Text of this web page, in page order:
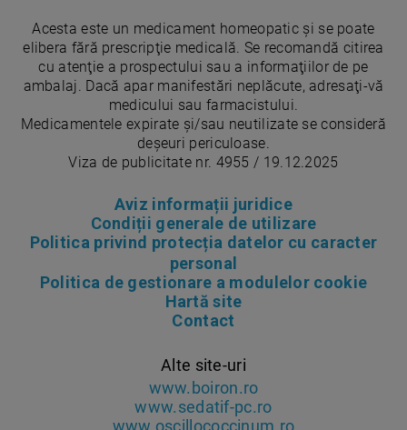
Acesta este un medicament homeopatic şi se poate
elibera fără prescripţie medicală. Se recomandă citirea
cu atenţie a prospectului sau a informaţiilor de pe
ambalaj. Dacă apar manifestări neplăcute, adresaţi-vă
medicului sau farmacistului.
Medicamentele expirate și/sau neutilizate se consideră
deșeuri periculoase.
Viza de publicitate nr. 4955 / 19.12.2025
Aviz informații juridice
Condiții generale de utilizare
Politica privind protecția datelor cu caracter
personal
Politica de gestionare a modulelor cookie
Hartă site
Contact
Alte site-uri
www.boiron.ro
www.sedatif-pc.ro
www.oscillococcinum.ro